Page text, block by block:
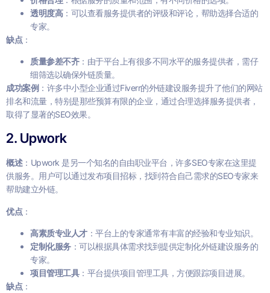
透明度高：可以查看服务提供者的评级和评论，帮助选择合适的
专家。
缺点：
质量参差不齐：由于平台上有很多不同水平的服务提供者，需仔
细筛选以确保外链质量。
成功案例：许多中小型企业通过Fiverr的外链建设服务提升了他们的网站
排名和流量，特别是那些预算有限的企业，通过合理选择服务提供者，
取得了显著的SEO效果。
2. Upwork
概述：Upwork 是另一个知名的自由职业平台，许多SEO专家在这里提
供服务。用户可以通过发布项目招标，找到符合自己需求的SEO专家来
帮助建立外链。
优点：
高素质专业人才：平台上的专家通常有丰富的经验和专业知识。
定制化服务：可以根据具体需求找到提供定制化外链建设服务的
专家。
项目管理工具：平台提供项目管理工具，方便跟踪项目进展。
缺点：